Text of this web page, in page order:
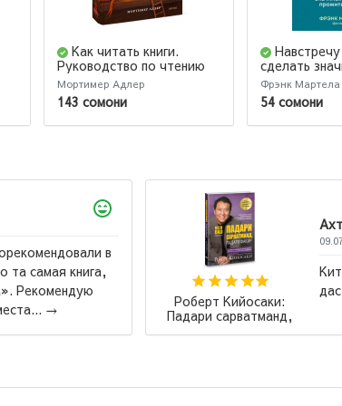
Как читать книги.
Руководство по чтению
великих произведений
Мортимер Адлер
143 сомони
сделать
прожитый
Фрэнк Мартела
54 сомони
махкул шуд ва бо нархи
Иван Тургенев:
дети